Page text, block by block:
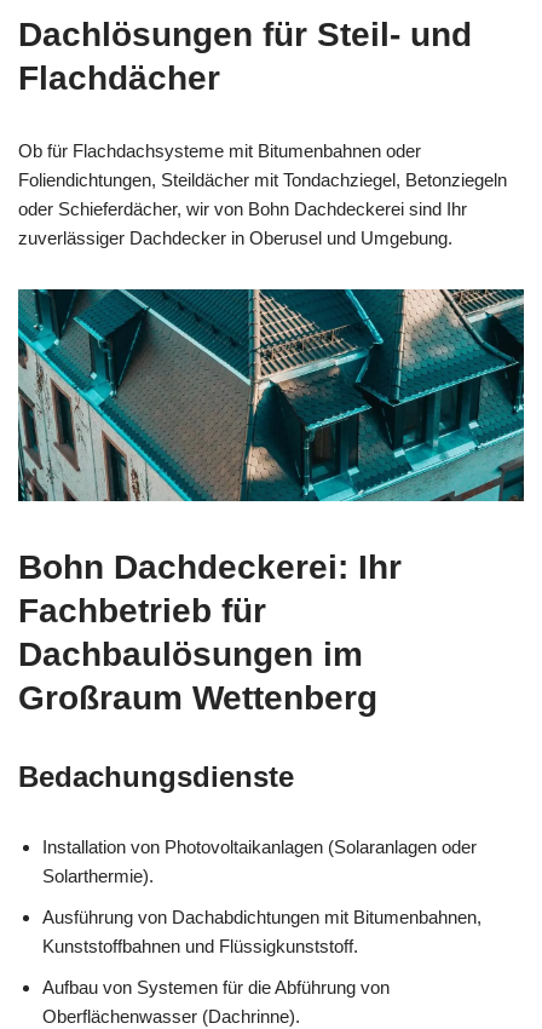
Dachlösungen für Steil- und
Flachdächer
Ob für Flachdachsysteme mit Bitumenbahnen oder
Foliendichtungen, Steildächer mit Tondachziegel, Betonziegeln
oder Schieferdächer, wir von Bohn Dachdeckerei sind Ihr
zuverlässiger Dachdecker in Oberusel und Umgebung.
Bohn Dachdeckerei: Ihr
Fachbetrieb für
Dachbaulösungen im
Großraum Wettenberg
Bedachungsdienste
Installation von Photovoltaikanlagen (Solaranlagen oder
Solarthermie).
Ausführung von Dachabdichtungen mit Bitumenbahnen,
Kunststoffbahnen und Flüssigkunststoff.
Aufbau von Systemen für die Abführung von
Oberflächenwasser (Dachrinne).